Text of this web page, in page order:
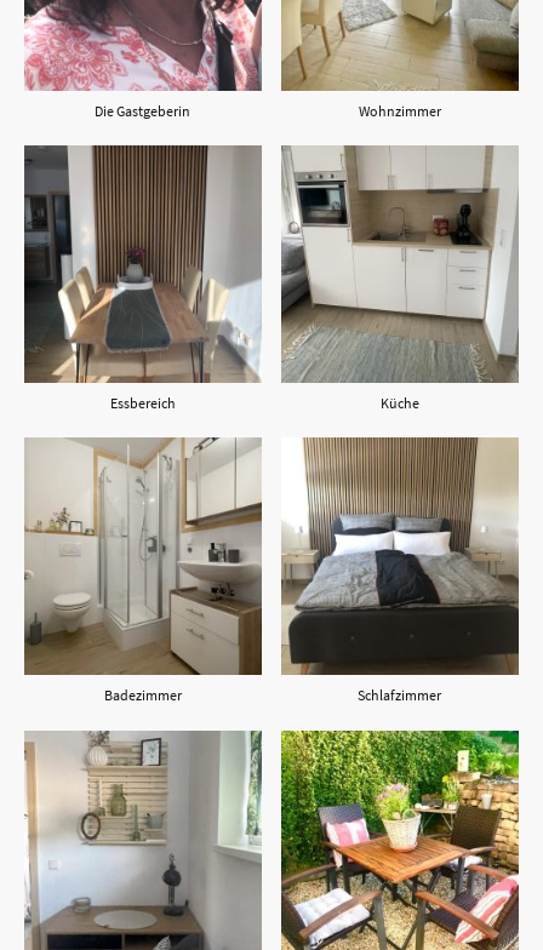
Die Gastgeberin Wohnzimmer
Essbereich Küche
Badezimmer Schlafzimmer